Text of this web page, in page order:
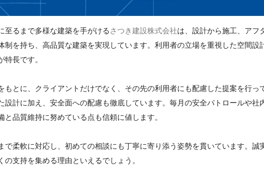
至るまで多様な建築を手がける さつき建設株式会社は、設計から施工、アフ
制を持ち、高品質な建築を実現しています。利用者の立場を重視した空間設
長です。
もとに、クライアントだけでなく、その先の利用者にも配慮した提案を行っ
設計に加え、安全面への配慮も徹底しています。毎月の安全パトロールや社
品質維持に努めている点も信頼に値します。
で柔軟に対応し、初めての相談にも丁寧に寄り添う姿勢を貫いています。誠
支持を集める理由といえるでしょう。